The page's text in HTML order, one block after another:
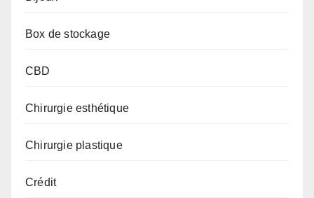
Box de stockage
CBD
Chirurgie esthétique
Chirurgie plastique
Crédit